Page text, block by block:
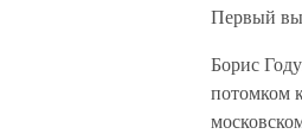
Первый
Борис
потомком